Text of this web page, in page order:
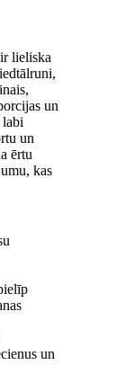
ir lieliska
un
labi
un
ērtu
kas
un